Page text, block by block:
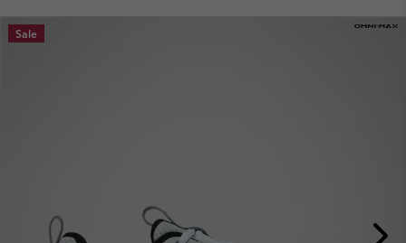
MAIN
NAV
Sale